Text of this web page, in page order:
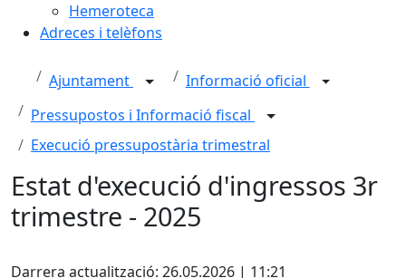
Hemeroteca
Adreces i telèfons
Ajuntament
Informació oficial
Pressupostos i Informació fiscal
Execució pressupostària trimestral
Estat d'execució d'ingressos 3r
trimestre - 2025
Darrera actualització: 26.05.2026 | 11:21